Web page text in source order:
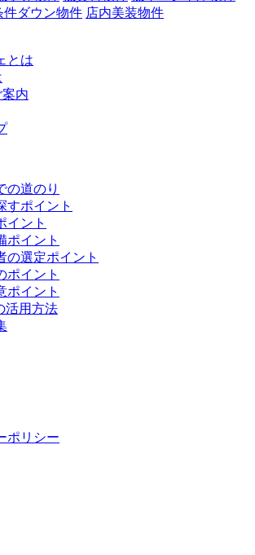
件ダウン物件 店内美装物件
とは
内
の道のり
すポイント
イント
ポイント
の選定ポイント
ポイント
ポイント
活用方法
ポリシー